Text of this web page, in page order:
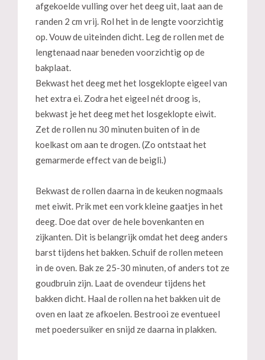
afgekoelde vulling over het deeg uit, laat aan de
randen 2 cm vrij. Rol het in de lengte voorzichtig
op. Vouw de uiteinden dicht. Leg de rollen met de
lengtenaad naar beneden voorzichtig op de
bakplaat.
Bekwast het deeg met het losgeklopte eigeel van
het extra ei. Zodra het eigeel nét droog is,
bekwast je het deeg met het losgeklopte eiwit.
Zet de rollen nu 30 minuten buiten of in de
koelkast om aan te drogen. (Zo ontstaat het
gemarmerde effect van de beigli.)
Bekwast de rollen daarna in de keuken nogmaals
met eiwit. Prik met een vork kleine gaatjes in het
deeg. Doe dat over de hele bovenkanten en
zijkanten. Dit is belangrijk omdat het deeg anders
barst tijdens het bakken. Schuif de rollen meteen
in de oven. Bak ze 25-30 minuten, of anders tot ze
goudbruin zijn. Laat de ovendeur tijdens het
bakken dicht. Haal de rollen na het bakken uit de
oven en laat ze afkoelen. Bestrooi ze eventueel
met poedersuiker en snijd ze daarna in plakken.